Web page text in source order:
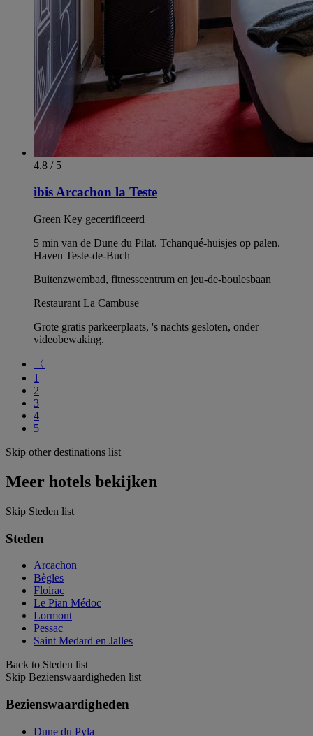
4.8 / 5
ibis Arcachon la Teste
Green Key gecertificeerd
5 min van de Dune du Pilat. Tchanqué-huisjes op palen.
Haven Teste-de-Buch
Buitenzwembad, fitnesscentrum en jeu-de-boulesbaan
Restaurant La Cambuse
Grote gratis parkeerplaats, 's nachts gesloten, onder
videobewaking.
〈
1
2
3
4
5
Skip other destinations list
Meer hotels bekijken
Skip Steden list
Steden
Arcachon
Bègles
Floirac
Le Pian Médoc
Lormont
Pessac
Saint Medard en Jalles
Back to Steden list
Skip Bezienswaardigheden list
Bezienswaardigheden
Dune du Pyla